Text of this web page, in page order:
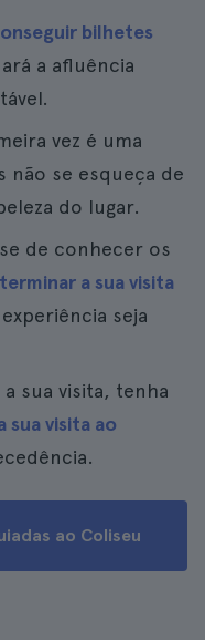
bilhetes
a afluência
vez é uma
não se esqueça de
do lugar.
de conhecer os
a sua visita
seja
sua visita, tenha
sua visita ao
ao Coliseu